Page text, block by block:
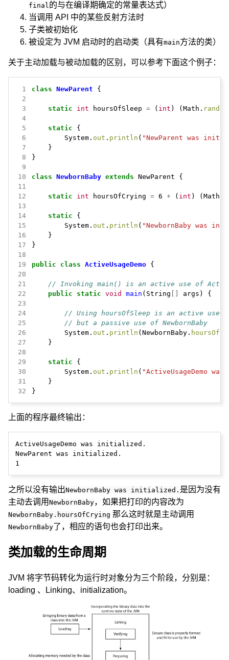
final的与在编译期确定的常量表达式）
当调用 API 中的某些反射方法时
子类被初始化
被设定为 JVM 启动时的启动类（具有main方法的类）
关于主动加载与被动加载的区别，可以参考下面这个例子：
1 class NewParent
{
2
3
static int hoursOfSleep = ( int ) (Math. random
4
5
static
{
6
System. out . println ( "NewParent was
7
}
8
}
9
10
class NewbornBaby extends NewParent
{
11
12
static int hoursOfCrying = 6 + ( int ) (Math.
13
14
static
{
15
System. out . println ( "NewbornBaby was
16
}
17
}
18
19
public class ActiveUsageDemo
{
20
21
// Invoking main() is an active use of
22
public static void main (String args)
{
23
24
// Using hoursOfSleep is an active use
25
// but a passive use of NewbornBaby
26
System. out . println (NewbornBaby.
27
}
28
29
static
{
30
System. out . println ( "ActiveUsageDemo
31
}
32
}
上面的程序最终输出：
ActiveUsageDemo was initialized.
NewParent was initialized.
之所以没有输出NewbornBaby was initialized. 是因为没有
主动去调用 NewbornBaby，如果把打印的内容改为
NewbornBaby.hoursOfCrying 那么这时就是主动调用
NewbornBaby了，相应的语句也会打印出来。
类加载的生命周期
JVM 将字节码转化为运行时对象分为三个阶段，分别是：
loading 、Linking、initialization。